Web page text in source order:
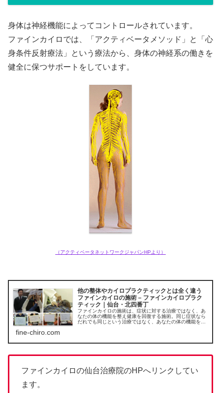
身体は神経機能によってコントロールされています。
ファインカイロでは、「アクティベータメソッド」と「心
身条件反射療法」という療法から、身体の神経系の働きを
健全に保つサポートをしています。
（アクティベータネットワークジャパンHPより）
他の整体やカイロプラクティックとは全く違う
ファインカイロの施術 – ファインカイロプラク
ティック｜仙台・北四番丁
ファインカイロの施術は、症状に対する治療ではなく、あ
なたの体の機能を整え健康を回復する施術。同じ症状なら
だれでも同じという治療ではなく、あなたの体の機能を分
fine-chiro.com
ファインカイロの仙台治療院のHPへリンクしてい
ます。